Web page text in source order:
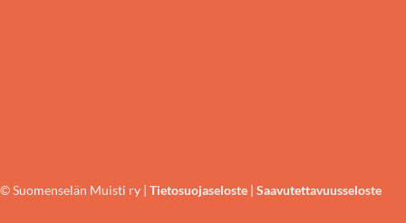
© Suomenselän Muisti ry | Tietosuojaseloste | Saavutettavuusseloste